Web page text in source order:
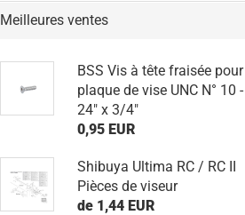
Meilleures ventes
BSS Vis à tête fraisée pour
plaque de vise UNC N° 10 -
24" x 3/4"
0,95 EUR
Shibuya Ultima RC / RC II
Pièces de viseur
de 1,44 EUR